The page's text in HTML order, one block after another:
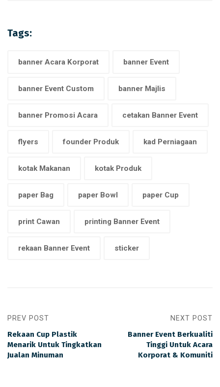
Tags:
banner Acara Korporat banner Event
banner Event Custom banner Majlis
banner Promosi Acara cetakan Banner Event
flyers founder Produk kad Perniagaan
kotak Makanan kotak Produk
paper Bag paper Bowl paper Cup
print Cawan printing Banner Event
rekaan Banner Event sticker
PREV POST
Rekaan Cup Plastik
Menarik Untuk Tingkatkan
Jualan Minuman
NEXT POST
Banner Event Berkualiti
Tinggi Untuk Acara
Korporat & Komuniti